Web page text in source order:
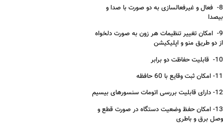
8- فعال و غیرفعالسازی به دو صورت با صدا و
بیصدا
9- امکان تغییر تنظیمات هر زون به صورت دلخواه
از دو طریق منو و اپلیکیشن
10- قابلیت حفاظت دو برابر
11- امکان ثبت وقایع با 60 حافظه
12- دارای قابلیت بررسی اتومات سنسورهای بیسیم
13- امکان حفظ وضعیت دستگاه در صورت قطع و
وصل برق و باطری